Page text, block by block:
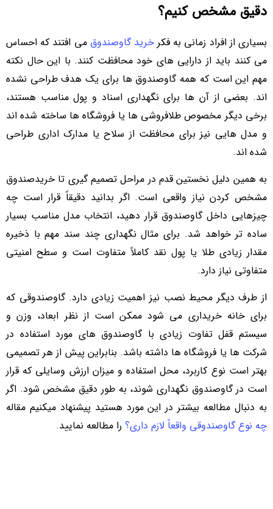
دقیق مشخص کنیم؟
بسیاری از افراد زمانی به فکرخرید گاوصندوق می افتند که احساس
می کنند باید از دارایی های خود محافظت کنند. با این حال نکته
مهم این است که همه گاوصندوق ها برای یک هدف طراحی نشده
اند. بعضی از آن ها برای نگهداری اسناد و پول مناسب هستند،
برخی دیگر مخصوص طلافروشی ها یا فروشگاه ها ساخته شده اند
و مدل هایی نیز برای محافظت از سلاح یا مدارک اداری طراحی
شده اند.
به همین دلیل نخستین قدم در مراحل تصمیم گیری تا خریدصندوق
مشخص کردن نیاز واقعی است. اگر بدانید دقیقاً قرار است چه
چیزهایی داخل گاوصندوق قرار دهید، انتخاب مدل مناسب بسیار
ساده تر خواهد شد. برای مثال نگهداری چند سند مهم با ذخیره
مقدار زیادی طلا یا پول نقد کاملاً متفاوت است و سطح امنیتی
متفاوتی نیاز دارد.
از طرف دیگر محیط نصب نیز اهمیت زیادی دارد. گاوصندوقی که
برای خانه خریداری می شود ممکن است از نظر ابعاد، وزن و
سیستم قفل تفاوت زیادی با گاوصندوق های مورد استفاده در
شرکت ها یا فروشگاه ها داشته باشد. بنابراین پیش از هر تصمیمی
بهتر است نوع کاربرد، محل استفاده و میزان ارزش وسایلی که قرار
است در گاوصندوق نگهداری شوند، به طور دقیق مشخص شود. اگر
به دنبال مطالعه بیشتر در این مورد هستید پیشنهاد میکنیم مقاله
چه نوع گاوصندوقی واقعاً لازم داری؟ را مطالعه نمایید.